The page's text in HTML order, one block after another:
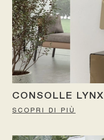
CONSOLLE LYNX
SCOPRI DI PIÙ